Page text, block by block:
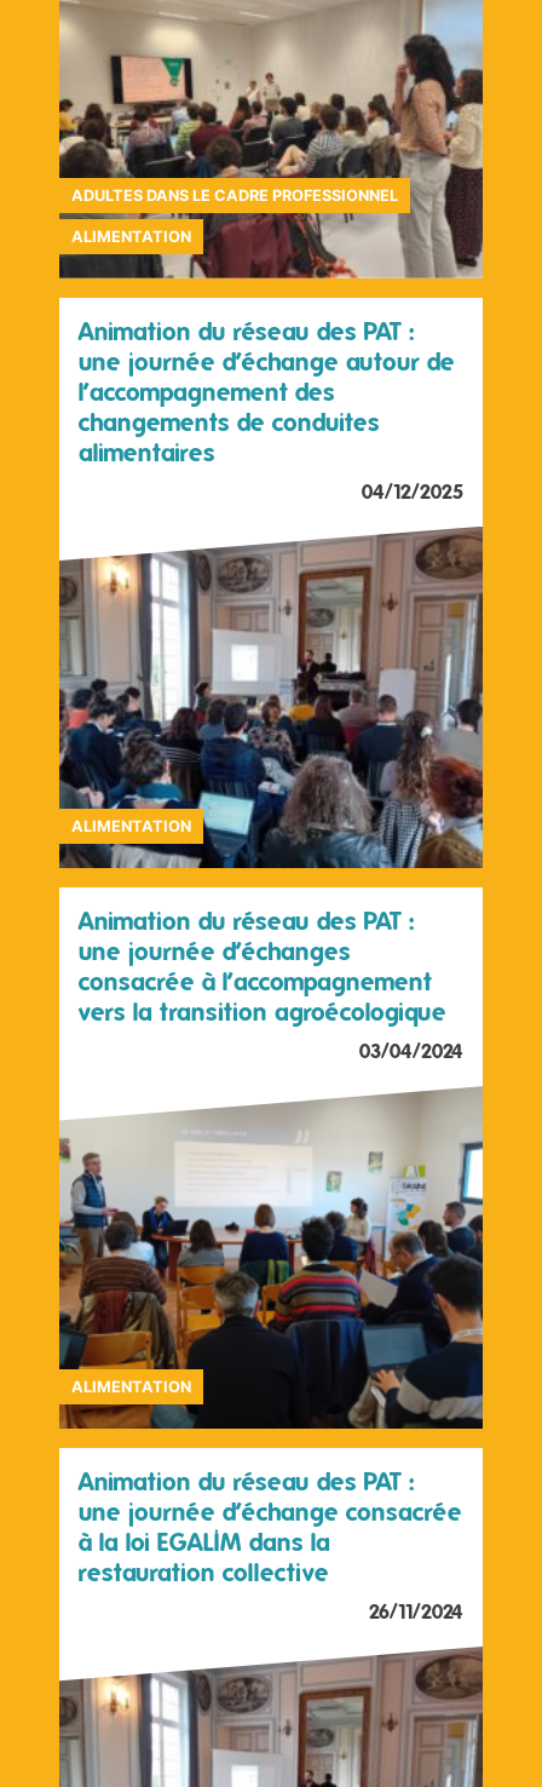
ADULTES DANS LE CADRE PROFESSIONNEL
ALIMENTATION
Animation du réseau des PAT :
une journée d’échange autour de
l’accompagnement des
changements de conduites
alimentaires
04/12/2025
ALIMENTATION
Animation du réseau des PAT :
une journée d’échanges
consacrée à l’accompagnement
vers la transition agroécologique
03/04/2024
ALIMENTATION
Animation du réseau des PAT :
une journée d’échange consacrée
à la loi EGALIM dans la
restauration collective
26/11/2024